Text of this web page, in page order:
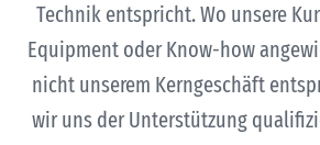
Technik entspricht. Wo unsere
Equipment oder Know-how
nicht unserem Kerngeschäft
wir uns der Unterstützung